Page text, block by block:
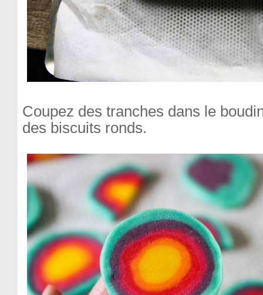
Coupez des tranches dans le
des biscuits ronds.